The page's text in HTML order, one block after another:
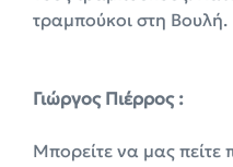
τραμπούκοι στη Βουλή.
Γιώργος Πιέρρος :
Μπορείτε να μας πείτε